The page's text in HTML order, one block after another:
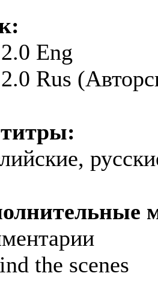
Eng
Rus
the scenes